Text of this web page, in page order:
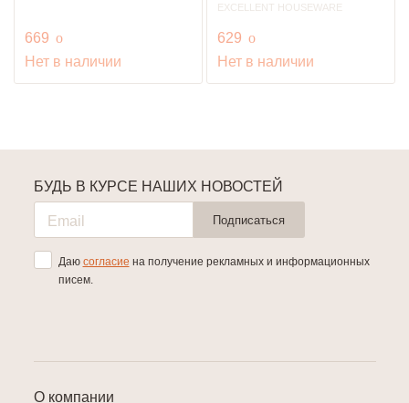
669 руб.
o
Нет в наличии
EXCELLENT HOUSEWARE
629 руб.
o
Нет в наличии
О компании
БУДЬ В КУРСЕ НАШИХ НОВОСТЕЙ
Подписаться
Даю согласие на получение рекламных и информационных
писем.